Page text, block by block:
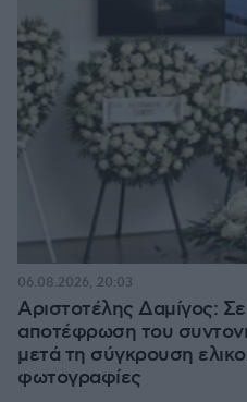
Αριστοτέλης Δαμίγος:
αποτέφρωση του
μετά τη σύγκρουση
φωτογραφίες
06.08.2026, 20:03